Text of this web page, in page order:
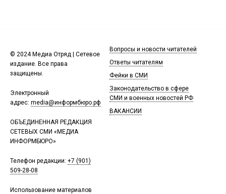
© 2024 Медиа Отряд | Сетевое
издание. Все права
защищены.
Электронный
адрес: media@информбюро.рф
ОБЪЕДИНЕННАЯ РЕДАКЦИЯ
СЕТЕВЫХ СМИ «МЕДИА
ИНФОРМБЮРО»
Телефон редакции: +7 (901)
509-28-08
Использование материалов
Вопросы и новости читателей
Ответы читателям
Фейки в СМИ
Законодательство в сфере
СМИ и военных новостей РФ
ВАКАНСИИ